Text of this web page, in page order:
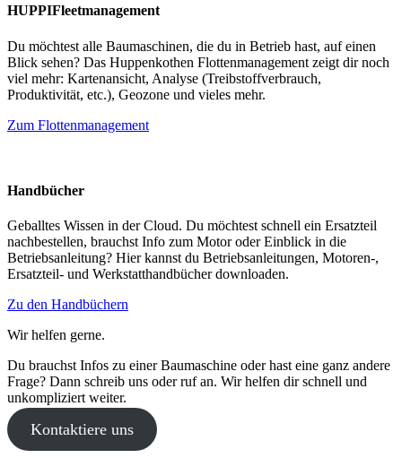
HUPPIFleetmanagement
Du möchtest alle Baumaschinen, die du in Betrieb hast, auf einen
Blick sehen? Das Huppenkothen Flottenmanagement zeigt dir noch
viel mehr: Kartenansicht, Analyse (Treibstoffverbrauch,
Produktivität, etc.), Geozone und vieles mehr.
Zum Flottenmanagement
Handbücher
Geballtes Wissen in der Cloud. Du möchtest schnell ein Ersatzteil
nachbestellen, brauchst Info zum Motor oder Einblick in die
Betriebsanleitung? Hier kannst du Betriebsanleitungen, Motoren-,
Ersatzteil- und Werkstatthandbücher downloaden.
Zu den Handbüchern
Wir helfen gerne.
Du brauchst Infos zu einer Baumaschine oder hast eine ganz andere
Frage? Dann schreib uns oder ruf an. Wir helfen dir schnell und
unkompliziert weiter.
Kontaktiere uns